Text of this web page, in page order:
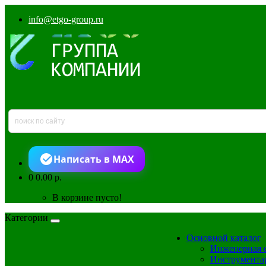
info@etgo-group.ru
Написать в MAX
00.00 р.
В корзине пусто!
Категории
Основной каталог
Инженерная